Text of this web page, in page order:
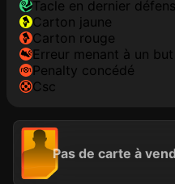
tacle en dernier
carton jaune
carton rouge
erreur menant à un but
penalty concédé
csc
Pas de carte à